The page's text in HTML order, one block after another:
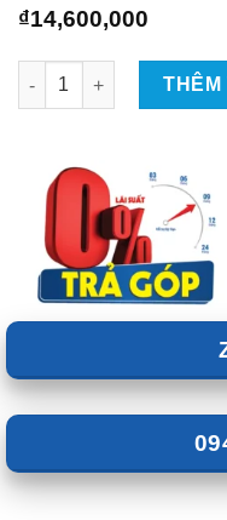
₫14,600,000
Gắn Camera 360 Owin
THÊM